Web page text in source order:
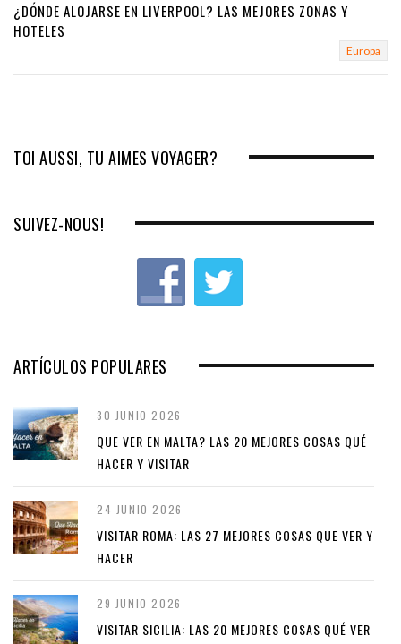
¿DÓNDE ALOJARSE EN LIVERPOOL? LAS MEJORES ZONAS Y
HOTELES
Europa
TOI AUSSI, TU AIMES VOYAGER?
SUIVEZ-NOUS!
ARTÍCULOS POPULARES
30 JUNIO 2026
QUE VER EN MALTA? LAS 20 MEJORES COSAS QUÉ
HACER Y VISITAR
24 JUNIO 2026
VISITAR ROMA: LAS 27 MEJORES COSAS QUE VER Y
HACER
29 JUNIO 2026
VISITAR SICILIA: LAS 20 MEJORES COSAS QUÉ VER